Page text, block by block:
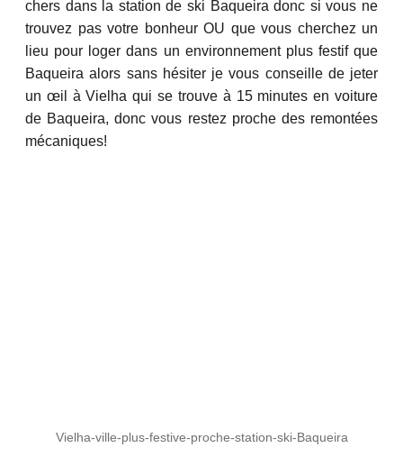
chers dans la station de ski Baqueira donc si vous ne
trouvez pas votre bonheur OU que vous cherchez un
lieu pour loger dans un environnement plus festif que
Baqueira alors sans hésiter je vous conseille de jeter
un œil à Vielha qui se trouve à 15 minutes en voiture
de Baqueira, donc vous restez proche des remontées
mécaniques!
Vielha-ville-plus-festive-proche-station-ski-Baqueira